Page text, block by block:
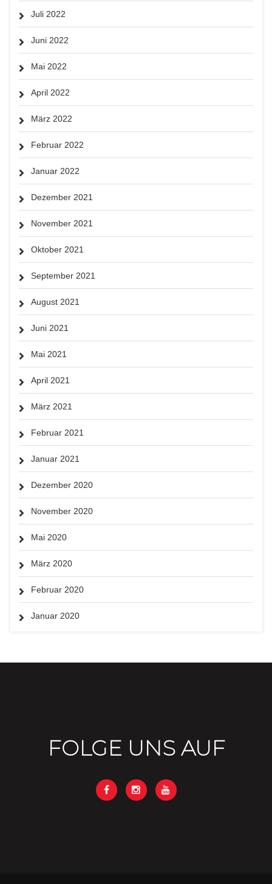
Juli 2022
Juni 2022
Mai 2022
April 2022
März 2022
Februar 2022
Januar 2022
Dezember 2021
November 2021
Oktober 2021
September 2021
August 2021
Juni 2021
Mai 2021
April 2021
März 2021
Februar 2021
Januar 2021
Dezember 2020
November 2020
Mai 2020
März 2020
Februar 2020
Januar 2020
FOLGE UNS AUF